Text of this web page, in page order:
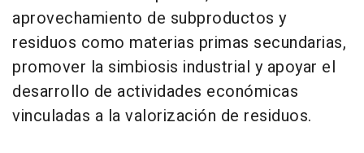
aprovechamiento de subproductos y
residuos como materias primas secundarias,
promover la simbiosis industrial y apoyar el
desarrollo de actividades económicas
vinculadas a la valorización de residuos.